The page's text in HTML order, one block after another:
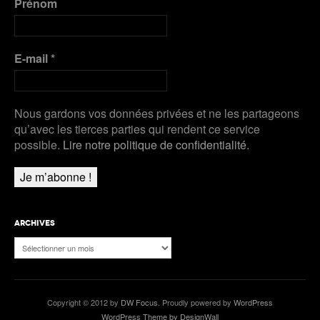
Plus de Audios
E-mail*
Nous gardons vos données privées et ne les partageons
qu’avec les tierces parties qui rendent ce service
possible. Lire notre politique de confidentialité.
ARCHIVES
Archives
Copyright © 2012 by DW Focus . Proudly powered by WordPress
WordPress Theme by DesignWall